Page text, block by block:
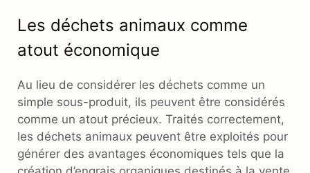
Les déchets animaux comme
atout économique
Au lieu de considérer les déchets comme un
simple sous-produit, ils peuvent être considérés
comme un atout précieux. Traités correctement,
les déchets animaux peuvent être exploités pour
générer des avantages économiques tels que la